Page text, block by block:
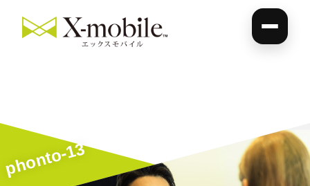
phonto-13